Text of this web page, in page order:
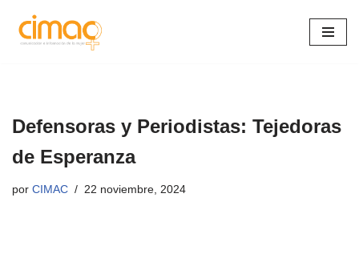
Saltar
Defensoras y Periodistas: Tejedoras
de Esperanza
por CIMAC 22 noviembre, 2024